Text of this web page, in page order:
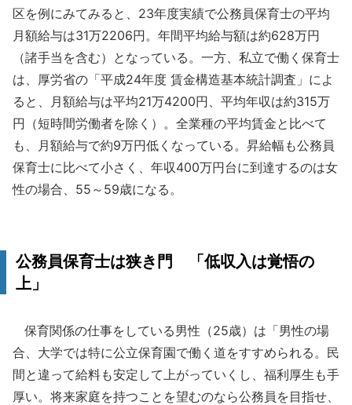
区を例にみてみると、23年度実績で公務員保育士の平均
月額給与は31万2206円。年間平均給与額は約628万円
（諸手当を含む）となっている。一方、私立で働く保育士
は、厚労省の「平成24年度 賃金構造基本統計調査」によ
ると、月額給与は平均21万4200円、平均年収は約315万
円（短時間労働者を除く）。全業種の平均賃金と比べて
も、月額給与で約9万円低くなっている。昇給幅も公務員
保育士に比べて小さく、年収400万円台に到達するのは女
性の場合、55～59歳になる。
公務員保育士は狭き門 「低収入は覚悟の
上」
保育関係の仕事をしている男性（25歳）は「男性の場
合、大学では特に公立保育園で働く道をすすめられる。民
間と違って給料も安定して上がっていくし、福利厚生も手
厚い。将来家庭を持つことを望むのなら公務員を目指せ、